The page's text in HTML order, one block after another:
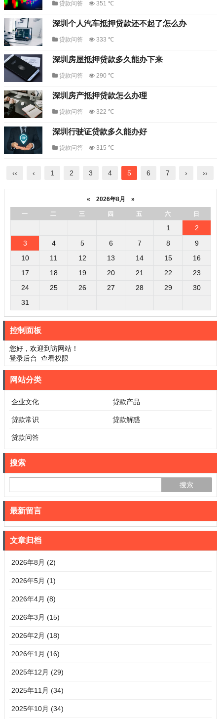
贷款问答 351 ℃
深圳个人汽车抵押贷款还不起了怎么办
贷款问答 333 ℃
深圳房屋抵押贷款多久能办下来
贷款问答 290 ℃
深圳房产抵押贷款怎么办理
贷款问答 322 ℃
深圳行驶证贷款多久能办好
贷款问答 315 ℃
‹‹ ‹ 1 2 3 4 5 6 7 › ››
« 2026年8月 »
一 二 三 四 五 六 日
1
2
3
4 5 6 7 8
9
10
11 12 13 14 15
16
17
18 19 20 21 22
23
24
25 26 27 28 29
30
31
控制面板
您好，欢迎到访网站！
登录后台 查看权限
网站分类
企业文化 贷款产品
贷款常识 贷款解惑
贷款问答
搜索
最新留言
文章归档
2026年8月 (2)
2026年5月 (1)
2026年4月 (8)
2026年3月 (15)
2026年2月 (18)
2026年1月 (16)
2025年12月 (29)
2025年11月 (34)
2025年10月 (34)